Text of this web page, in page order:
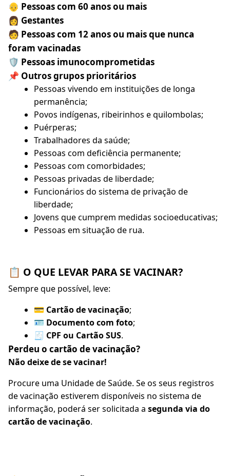
👴 Pessoas com 60 anos ou mais
👩 Gestantes
🧑 Pessoas com 12 anos ou mais que nunca
foram vacinadas
🛡️ Pessoas imunocomprometidas
📌 Outros grupos prioritários
Pessoas vivendo em instituições de longa
permanência;
Povos indígenas, ribeirinhos e quilombolas;
Puérperas;
Trabalhadores da saúde;
Pessoas com deficiência permanente;
Pessoas com comorbidades;
Pessoas privadas de liberdade;
Funcionários do sistema de privação de
liberdade;
Jovens que cumprem medidas socioeducativas;
Pessoas em situação de rua.
📋 O QUE LEVAR PARA SE VACINAR?
Sempre que possível, leve:
💳 Cartão de vacinação;
🪪 Documento com foto;
🧾 CPF ou Cartão SUS.
Perdeu o cartão de vacinação?
Não deixe de se vacinar!
Procure uma Unidade de Saúde. Se os seus registros
de vacinação estiverem disponíveis no sistema de
informação, poderá ser solicitada a segunda via do
cartão de vacinação.